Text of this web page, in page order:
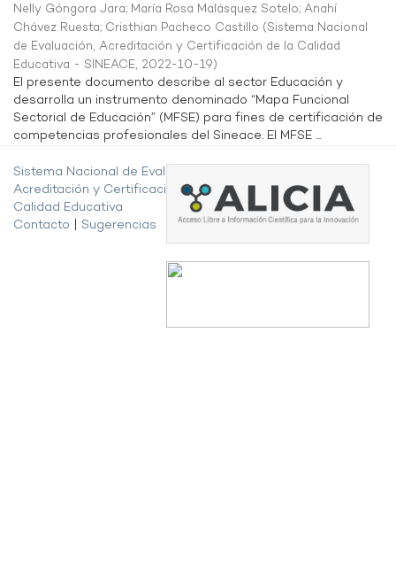
Nelly Góngora Jara; María Rosa Malásquez Sotelo; Anahí
Chávez Ruesta; Cristhian Pacheco Castillo (Sistema Nacional
de Evaluación, Acreditación y Certificación de la Calidad
Educativa - SINEACE, 2022-10-19)
El presente documento describe al sector Educación y
desarrolla un instrumento denominado “Mapa Funcional
Sectorial de Educación” (MFSE) para fines de certificación de
competencias profesionales del Sineace. El MFSE ...
Sistema Nacional de Evaluación,
Acreditación y Certificación de la
Calidad Educativa
Contacto
Sugerencias